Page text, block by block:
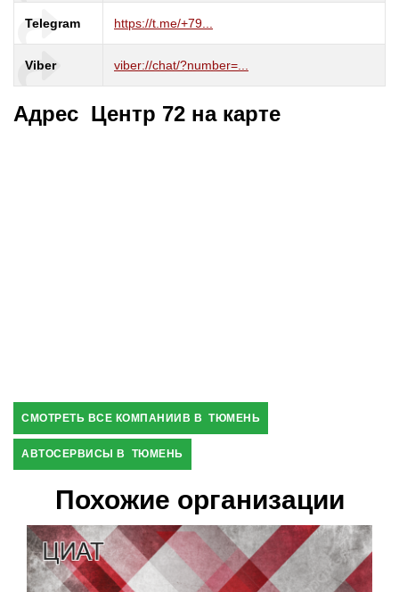
Telegram https://t.me/+79...
Viber viber://chat/?number=...
Адрес Центр 72 на карте
СМОТРЕТЬ ВСЕ КОМПАНИИВ В ТЮМЕНЬ
АВТОСЕРВИСЫ В ТЮМЕНЬ
Похожие организации